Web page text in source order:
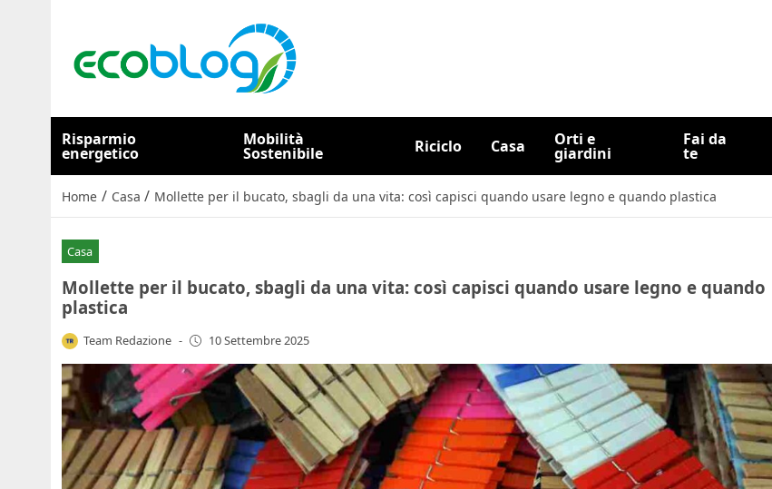
Risparmio
energetico
Mobilità
Sostenibile Riciclo Casa Orti e
giardini
Fai da
te
Home / Casa / Mollette per il bucato, sbagli da una vita: così capisci quando usare legno e quando plastica
Casa
Mollette per il bucato, sbagli da una vita: così capisci quando usare legno e quando
plastica
Team Redazione - 10 Settembre 2025